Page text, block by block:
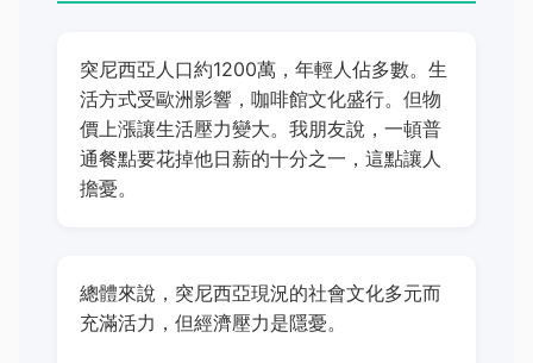
突尼西亞人口約1200萬，年輕人佔多數。生
活方式受歐洲影響，咖啡館文化盛行。但物
價上漲讓生活壓力變大。我朋友說，一頓普
通餐點要花掉他日薪的十分之一，這點讓人
擔憂。
總體來說，突尼西亞現況的社會文化多元而
充滿活力，但經濟壓力是隱憂。